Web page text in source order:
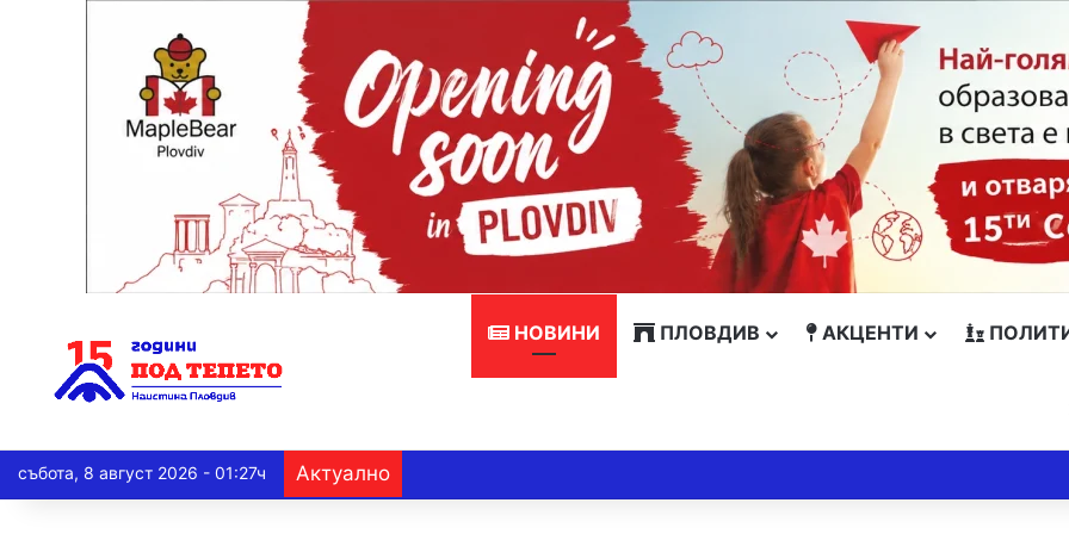
НОВИНИ ПЛОВДИВ АКЦЕНТИ
събота, 8 август 2026 - 01:27ч Актуално